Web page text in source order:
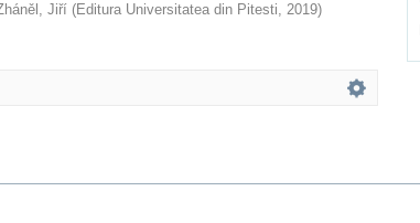
Jiří (Editura Universitatea din Pitesti, 2019)